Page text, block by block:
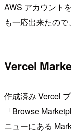
AWS アカウント
も一応出来たの
Vercel
作成済み Vercel
「Browse
ニューにある